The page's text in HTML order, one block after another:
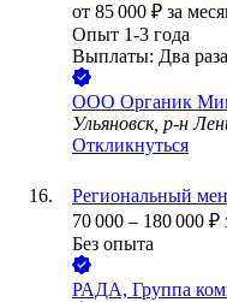
от 85 000 ₽ за
Опыт 1-3 года
Выплаты: Два
ООО Органик
Ульяновск, р-н
Откликнуться
Региональный
70 000 – 180 000 ₽
Без опыта
РАДА, Группа